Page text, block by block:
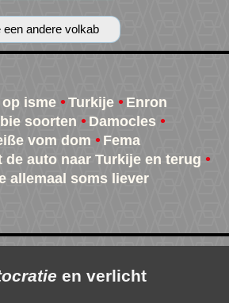
andere volkab
isme Turkije
Enron
soorten
Damocles
vom dom
Fema
de auto naar Turkije en terug
allemaal soms liever
en verlicht